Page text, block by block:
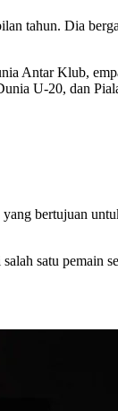
tahun. Dia
Antar Klub,
U-20, dan
bertujuan
satu pemain